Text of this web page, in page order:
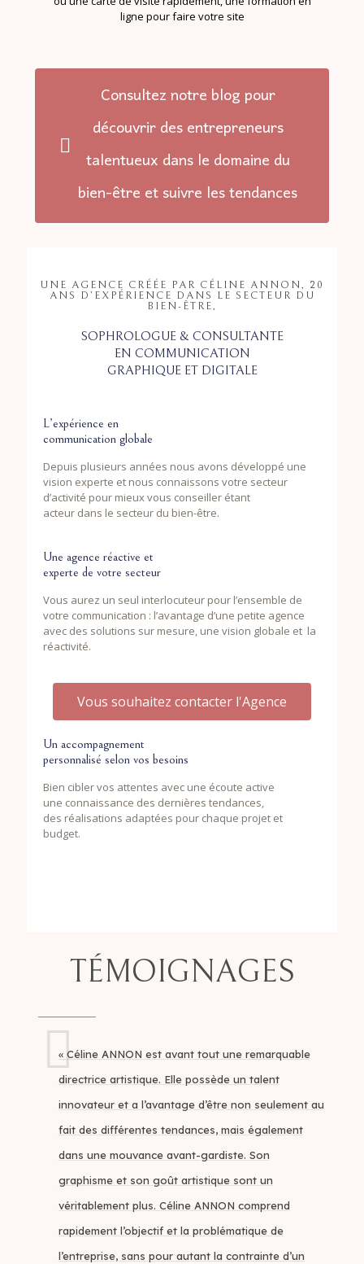
ligne pour faire votre site
Consultez notre blog pour
découvrir des entrepreneurs
talentueux dans le domaine du
bien-être et suivre les tendances
UNE AGENCE CRÉÉE PAR CÉLINE ANNON, 20
ANS D’EXPÉRIENCE DANS LE SECTEUR DU
BIEN-ÊTRE,
SOPHROLOGUE & CONSULTANTE
EN COMMUNICATION
GRAPHIQUE ET DIGITALE
L’expérience en
communication globale
Depuis plusieurs années nous avons développé une
vision experte et nous connaissons votre secteur
d’activité pour mieux vous conseiller étant
acteur dans le secteur du bien-être.
Une agence réactive et
experte de votre secteur
Vous aurez un seul interlocuteur pour l’ensemble de
votre communication : l’avantage d’une petite agence
avec des solutions sur mesure, une vision globale et la
réactivité.
Vous souhaitez contacter l'Agence
Un accompagnement
personnalisé selon vos besoins
Bien cibler vos attentes avec une écoute active
une connaissance des dernières tendances,
des réalisations adaptées pour chaque projet et
budget.
TÉMOIGNAGES
« Céline ANNON est avant tout une remarquable
directrice artistique. Elle possède un talent
innovateur et a l’avantage d’être non seulement au
fait des différentes tendances, mais également
dans une mouvance avant-gardiste. Son
graphisme et son goût artistique sont un
véritablement plus. Céline ANNON comprend
rapidement l’objectif et la problématique de
l’entreprise, sans pour autant la contrainte d’un